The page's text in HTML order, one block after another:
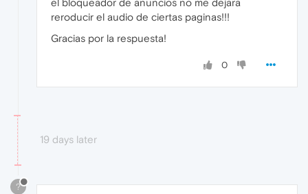
el bloqueador de anuncios no me dejara
reroducir el audio de ciertas paginas!!!
Gracias por la respuesta!
0
19 days later
?